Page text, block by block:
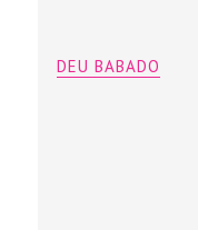
DEU BABADO